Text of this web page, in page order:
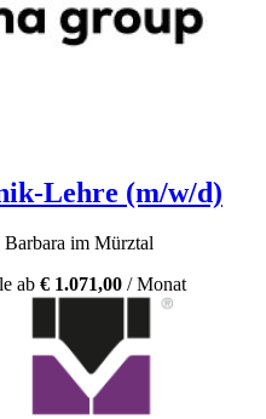
Lehre (m/w/d)
Barbara im Mürztal
ab € 1.071,00 / Monat